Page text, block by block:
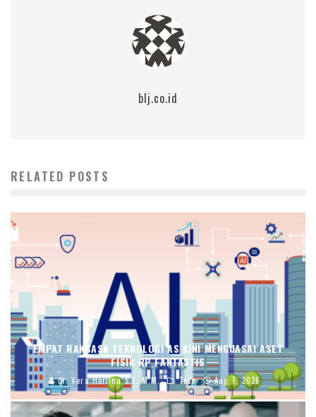
blj.co.id
RELATED POSTS
EMPAT RAKSASA TEKNOLOGI AS KINI MENGUASAI ASET
FISIK RP FANTASTIS
dr. Vera Herlina,S.E.,M.M. Tech Aug 7, 2026